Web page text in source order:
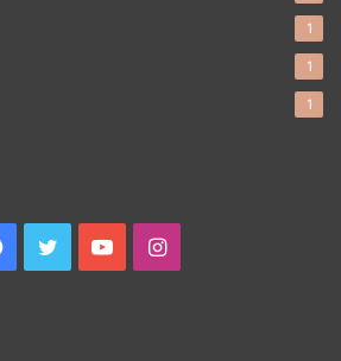
1
1
1
Facebook
Twitter YouTubeInstagram